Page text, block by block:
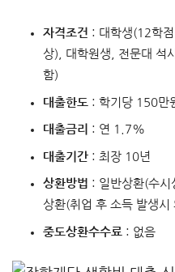
자격조건 : 대학생(12학
상), 대학원생, 전문대 석
함)
대출한도 : 학기당 150만
대출금리 : 연 1.7%
대출기간: 최장 10년
상환방법 : 일반상환(수시
상환(취업 후 소득 발생시
중도상환수수료 : 없음